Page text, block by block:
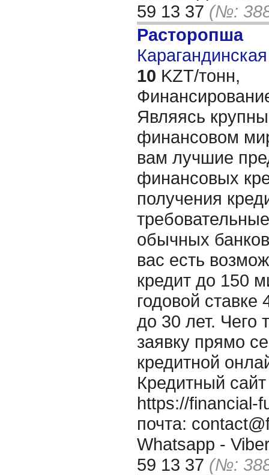
59 13 37 (№:
Расторопша
10 KZT/тонн,
Являясь
финансовом
вам лучшие
финансовых
получения
обычных
вас есть
кредит до 150
годовой
до 30 лет.
заявку прямо
кредитной
Кредитный
https://financial-
почта:
Whatsapp -
59 13 37 (№: